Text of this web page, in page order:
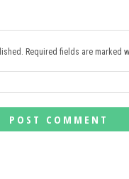
Required fields are marked